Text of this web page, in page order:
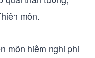
môn.
môn hiềm nghi phi